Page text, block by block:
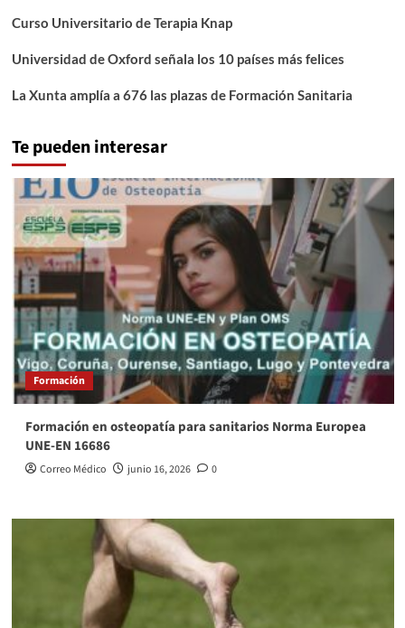
Curso Universitario de Terapia Knap
Universidad de Oxford señala los 10 países más felices
La Xunta amplía a 676 las plazas de Formación Sanitaria
Te pueden interesar
Formación
Formación en osteopatía para sanitarios Norma Europea
UNE-EN 16686
Correo Médico junio 16, 2026 0